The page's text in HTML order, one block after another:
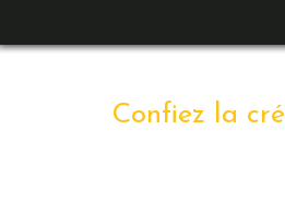
Confiez la